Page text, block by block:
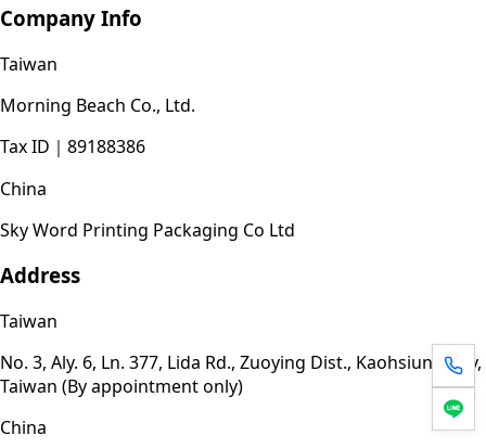
Company Info
Taiwan
Morning Beach Co., Ltd.
Tax ID ｜ 89188386
China
Sky Word Printing Packaging Co Ltd
Address
Taiwan
No. 3, Aly. 6, Ln. 377, Lida Rd., Zuoying Dist., Kaohsiung City,
Taiwan (By appointment only)
China